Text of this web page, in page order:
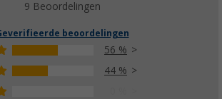
9 Beoordelingen
beoordelingen
56 %
44 %